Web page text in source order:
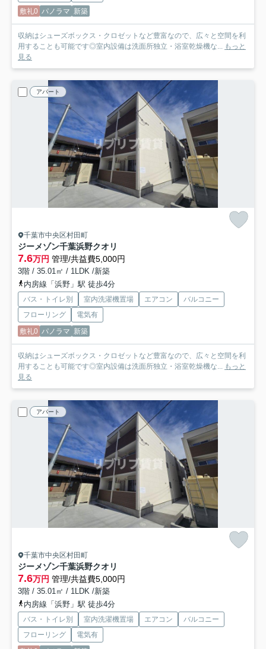
敷礼0 パノラマ 新築
収納はシューズボックス・クロゼットなど豊富なので、広々と空間を利
用することも可能です◎室内設備は洗面所独立・浴室乾燥機な... もっと
見る
アパート
千葉市中央区村田町
ジーメゾン千葉浜野クオリ
7.6万円 管理/共益費5,000円
3階 / 35.01㎡ / 1LDK /新築
内房線「浜野」駅 徒歩4分
バス・トイレ別 室内洗濯機置場 エアコン
バルコニー
フローリング
電気有
敷礼0 パノラマ 新築
収納はシューズボックス・クロゼットなど豊富なので、広々と空間を利
用することも可能です◎室内設備は洗面所独立・浴室乾燥機な... もっと
見る
アパート
千葉市中央区村田町
ジーメゾン千葉浜野クオリ
7.6万円 管理/共益費5,000円
3階 / 35.01㎡ / 1LDK /新築
内房線「浜野」駅 徒歩4分
バス・トイレ別 室内洗濯機置場 エアコン
バルコニー
フローリング
電気有